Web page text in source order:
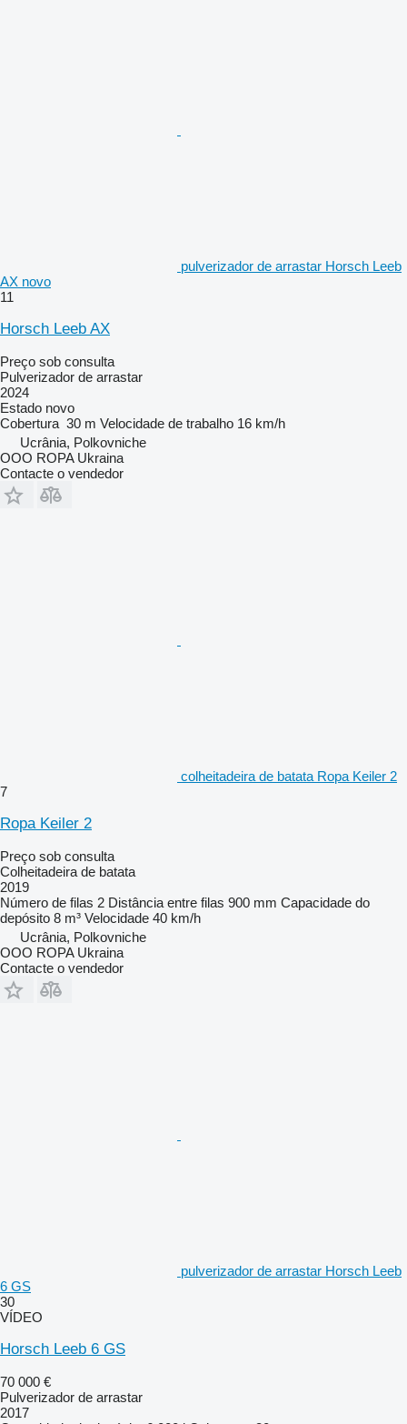
pulverizador de arrastar Horsch Leeb
AX novo
11
Horsch Leeb AX
Preço sob consulta
Pulverizador de arrastar
2024
Estado novo
Cobertura 30 m Velocidade de trabalho 16 km/h
Ucrânia, Polkovniche
OOO ROPA Ukraina
Contacte o vendedor
colheitadeira de batata Ropa Keiler 2
7
Ropa Keiler 2
Preço sob consulta
Colheitadeira de batata
2019
Número de filas 2 Distância entre filas 900 mm Capacidade do
depósito 8 m³ Velocidade 40 km/h
Ucrânia, Polkovniche
OOO ROPA Ukraina
Contacte o vendedor
pulverizador de arrastar Horsch Leeb
6 GS
30
VÍDEO
Horsch Leeb 6 GS
70 000 €
Pulverizador de arrastar
2017